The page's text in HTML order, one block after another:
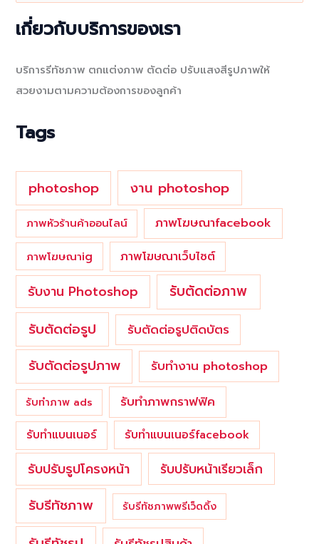
r
เกี่ยวกับบริการของเรา
บริการรีทัชภาพ ตกแต่งภาพ ตัดต่อ ปรับแสงสีรูปภาพให้
สวยงามตามความต้องการของลูกค้า
Tags
photoshop งาน photoshop
ภาพหัวร้านค้าออนไลน์ ภาพโฆษณาfacebook
ภาพโฆษณาig ภาพโฆษณาเว็บไซต์
รับงาน Photoshop
รับตัดต่อภาพ
รับตัดต่อรูป
รับตัดต่อรูปติดบัตร
รับตัดต่อรูปภาพ รับทำงาน photoshop
รับทำภาพ ads รับทำภาพกราฟฟิค
รับทำแบนเนอร์ รับทำแบนเนอร์facebook
รับปรับรูปโครงหน้า รับปรับหน้าเรียวเล็ก
รับรีทัชภาพ รับรีทัชภาพพรีเว็ดดิ้ง